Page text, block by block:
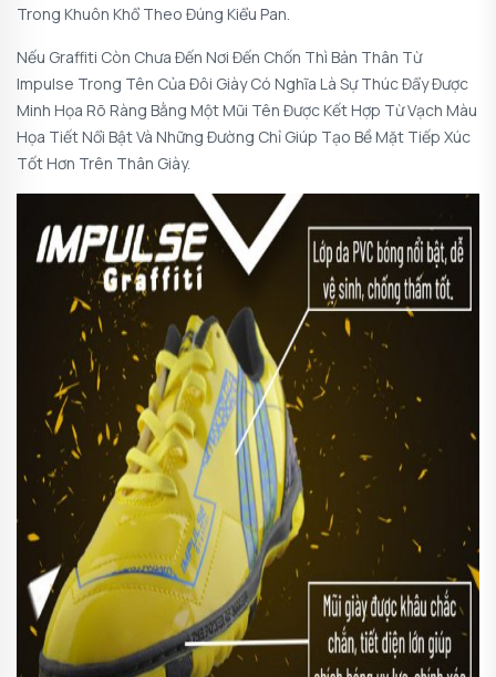
Trong Khuôn Khổ Theo Đúng Kiểu Pan.
Nếu Graffiti Còn Chưa Đến Nơi Đến Chốn Thì Bản Thân Từ
Impulse Trong Tên Của Đôi Giày Có Nghĩa Là Sự Thúc Đẩy Được
Minh Họa Rõ Ràng Bằng Một Mũi Tên Được Kết Hợp Từ Vạch Màu
Họa Tiết Nổi Bật Và Những Đường Chỉ Giúp Tạo Bề Mặt Tiếp Xúc
Tốt Hơn Trên Thân Giày.